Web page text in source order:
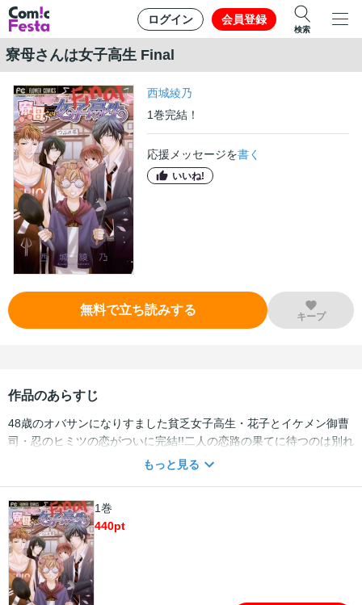
ログイン 会員登録
検索
寮母さんは女子高生 Final
西城綾乃
1巻完結！
応援メッセージを書く
いいね!
無料で立ち読みする キープ
作品のあらすじ
48歳のオバサンになりすました貧乏女子高生・花子とイケメン御曹
司・忍のヒミツの恋がついに完結!!二人の恋路の果てに待つのは別れ
か、結婚か!?「大嫌いだしムカつくしムシズが走るけど…ババア、
もっと見る
1巻
440pt